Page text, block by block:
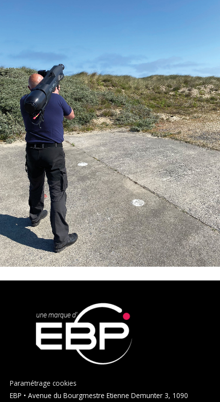
Paramétrage cookies
EBP • Avenue du Bourgmestre Etienne Demunter 3, 1090